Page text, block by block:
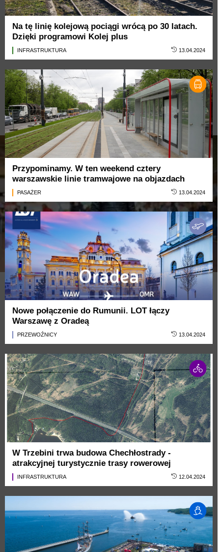
Na tę linię kolejową pociągi wrócą po 30 latach.
Dzięki programowi Kolej plus
INFRASTRUKTURA 13.04.2024
Przypominamy. W ten weekend cztery
warszawskie linie tramwajowe na objazdach
PASAŻER 13.04.2024
Nowe połączenie do Rumunii. LOT łączy
Warszawę z Oradeą
PRZEWOŹNICY 13.04.2024
W Trzebini trwa budowa Chechłostrady -
atrakcyjnej turystycznie trasy rowerowej
INFRASTRUKTURA 12.04.2024